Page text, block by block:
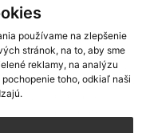
používame na zlepšenie
stránok, na to, aby sme
reklamy, na analýzu
toho, odkiaľ naši
s využitím RSS
Mapa stránok,web portál
,registrácia domény